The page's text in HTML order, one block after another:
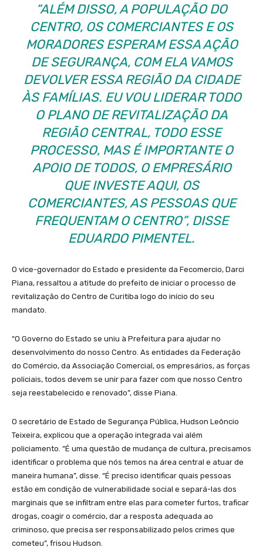
“ALÉM DISSO, A POPULAÇÃO DO
CENTRO, OS COMERCIANTES E OS
MORADORES ESPERAM ESSA AÇÃO
DE SEGURANÇA, COM ELA VAMOS
DEVOLVER ESSA REGIÃO DA CIDADE
ÀS FAMÍLIAS. EU VOU LIDERAR TODO
O PLANO DE REVITALIZAÇÃO DA
REGIÃO CENTRAL, TODO ESSE
PROCESSO, MAS É IMPORTANTE O
APOIO DE TODOS, O EMPRESÁRIO
QUE INVESTE AQUI, OS
COMERCIANTES, AS PESSOAS QUE
FREQUENTAM O CENTRO”, DISSE
EDUARDO PIMENTEL.
O vice-governador do Estado e presidente da Fecomercio, Darci
Piana, ressaltou a atitude do prefeito de iniciar o processo de
revitalização do Centro de Curitiba logo do início do seu
mandato.
“O Governo do Estado se uniu à Prefeitura para ajudar no
desenvolvimento do nosso Centro. As entidades da Federação
do Comércio, da Associação Comercial, os empresários, as forças
policiais, todos devem se unir para fazer com que nosso Centro
seja reestabelecido e renovado”, disse Piana.
O secretário de Estado de Segurança Pública, Hudson Leôncio
Teixeira, explicou que a operação integrada vai além
policiamento. “É uma questão de mudança de cultura, precisamos
identificar o problema que nós temos na área central e atuar de
maneira humana”, disse. “É preciso identificar quais pessoas
estão em condição de vulnerabilidade social e separá-las dos
marginais que se infiltram entre elas para cometer furtos, traficar
drogas, coagir o comércio, dar a resposta adequada ao
criminoso, que precisa ser responsabilizado pelos crimes que
cometeu”, frisou Hudson.